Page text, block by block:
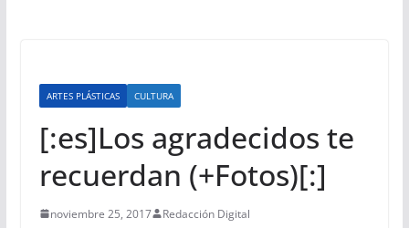
ARTES PLÁSTICAS CULTURA
[:es]Los agradecidos te
recuerdan (+Fotos)[:]
noviembre 25, 2017 Redacción Digital